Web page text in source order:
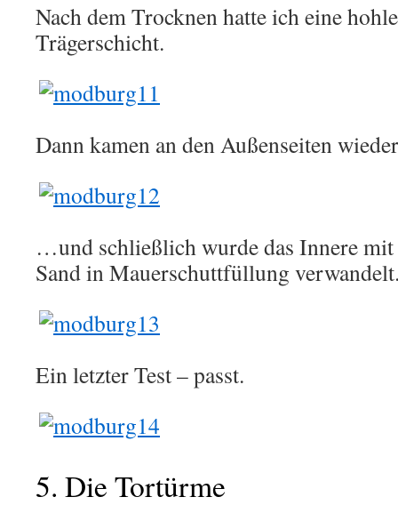
Nach dem Trocknen hatte ich eine
Trägerschicht.
Dann kamen an den Außenseiten
…und schließlich wurde das Innere
Sand in Mauerschuttfüllung
Ein letzter Test – passt.
5. Die Tortürme